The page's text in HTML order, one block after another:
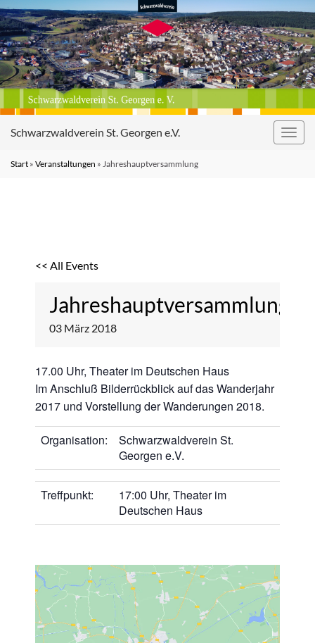
Schwarzwaldverein St. Georgen e.V.
Start » Veranstaltungen » Jahreshauptversammlung
<< All Events
Jahreshauptversammlung
03 März 2018
17.00 Uhr, Theater im Deutschen Haus
Im Anschluß Bilderrückblick auf das Wanderjahr
2017 und Vorstellung der Wanderungen 2018.
Organisation:
Schwarzwaldverein St.
Georgen e.V.
Treffpunkt:
17:00 Uhr, Theater im
Deutschen Haus